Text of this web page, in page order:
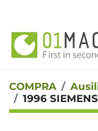
COMPRA
1996